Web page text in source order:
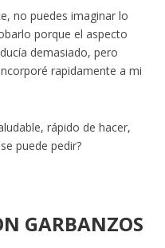
no puedes imaginar lo
porque el aspecto
demasiado, pero
rapidamente a mi
rápido de hacer,
puede pedir?
GARBANZOS